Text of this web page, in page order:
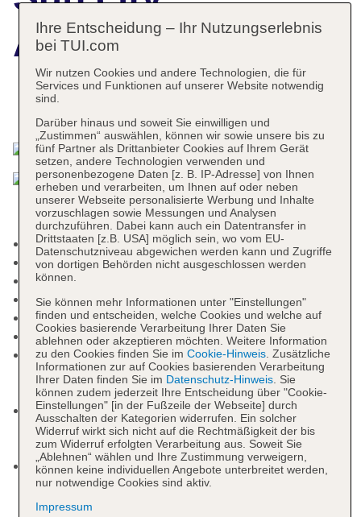
Apartments
Check-in Zeit ab 14:00 Uhr
Check-out Zeit bis 12:00 Uhr
Late Check-out: gegen Gebühr
Rezeption, Geldwechsel möglich
Gartenanlage
Pools: 5
Pool „SLIDE POOL“: Outdoor, Anzahl
Wasserrutschen: 2, Sonnenschirme: ohne
Gebühr
Pool „MAIN POOL“: Outdoor, Süßwasser,
Liegestühle: ohne Gebühr, Sonnenschirme: ohne
Gebühr
Pool „OUTDOOR HEATED“: Outdoor,
Süßwasser, beheizbar: saisonabhängig;
wetterabhängig, Liegestühle: ohne Gebühr,
Ihre Entscheidung – Ihr Nutzungserlebnis
bei TUI.com
Wir nutzen Cookies und andere Technologien, die für
Services und Funktionen auf unserer Website notwendig
sind.
Darüber hinaus und soweit Sie einwilligen und
„Zustimmen“ auswählen, können wir sowie unsere bis zu
fünf Partner als Drittanbieter Cookies auf Ihrem Gerät
setzen, andere Technologien verwenden und
personenbezogene Daten [z. B. IP-Adresse] von Ihnen
erheben und verarbeiten, um Ihnen auf oder neben
unserer Webseite personalisierte Werbung und Inhalte
vorzuschlagen sowie Messungen und Analysen
durchzuführen. Dabei kann auch ein Datentransfer in
Drittstaaten [z.B. USA] möglich sein, wo vom EU-
Datenschutzniveau abgewichen werden kann und Zugriffe
von dortigen Behörden nicht ausgeschlossen werden
können.
Sie können mehr Informationen unter "Einstellungen"
finden und entscheiden, welche Cookies und welche auf
Cookies basierende Verarbeitung Ihrer Daten Sie
ablehnen oder akzeptieren möchten. Weitere Information
zu den Cookies finden Sie im Cookie-Hinweis. Zusätzliche
Informationen zur auf Cookies basierenden Verarbeitung
Ihrer Daten finden Sie im Datenschutz-Hinweis. Sie
können zudem jederzeit Ihre Entscheidung über "Cookie-
Einstellungen" [in der Fußzeile der Webseite] durch
Ausschalten der Kategorien widerrufen. Ein solcher
Widerruf wirkt sich nicht auf die Rechtmäßigkeit der bis
zum Widerruf erfolgten Verarbeitung aus. Soweit Sie
„Ablehnen“ wählen und Ihre Zustimmung verweigern,
können keine individuellen Angebote unterbreitet werden,
nur notwendige Cookies sind aktiv.
Impressum